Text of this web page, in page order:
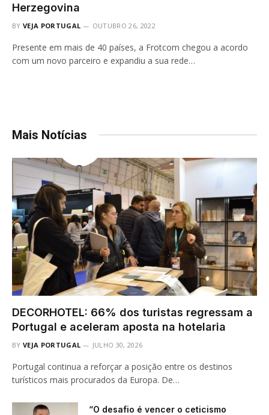
Herzegovina
BY VEJA PORTUGAL OUTUBRO 26, 2022
Presente em mais de 40 países, a Frotcom chegou a acordo
com um novo parceiro e expandiu a sua rede…
Mais Notícias
DECORHOTEL: 66% dos turistas regressam a
Portugal e aceleram aposta na hotelaria
BY VEJA PORTUGAL JULHO 30, 2026
Portugal continua a reforçar a posição entre os destinos
turísticos mais procurados da Europa. De…
“O desafio é vencer o ceticismo